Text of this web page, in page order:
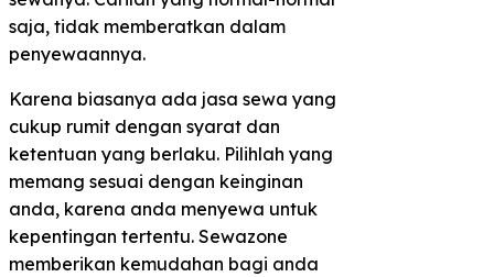
saja, tidak memberatkan dalam
penyewaannya.
Karena biasanya ada jasa sewa yang
cukup rumit dengan syarat dan
ketentuan yang berlaku. Pilihlah yang
memang sesuai dengan keinginan
anda, karena anda menyewa untuk
kepentingan tertentu. Sewazone
memberikan kemudahan bagi anda